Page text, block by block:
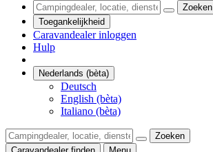
Zoeken
Toegankelijkheid
Caravandealer inloggen
Hulp
Nederlands (bèta)
Deutsch
English (bèta)
Italiano (bèta)
Zoeken